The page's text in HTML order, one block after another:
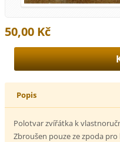
50,00 Kč
Popis
Polotvar zvířátka k
Zbroušen pouze ze zpoda